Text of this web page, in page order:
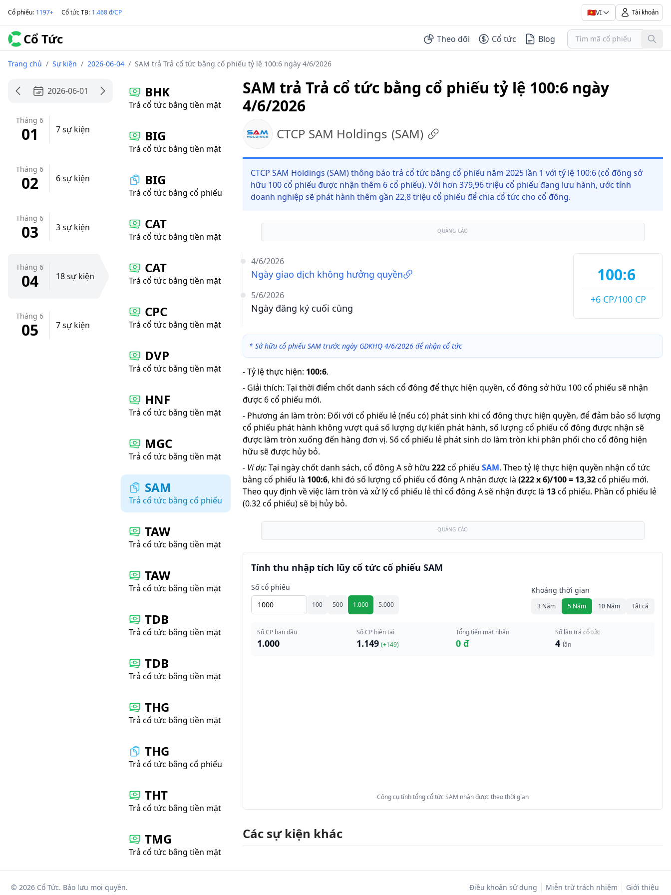
Cổ phiếu: 1197+ Cổ tức TB: 1.468 đ/CP 🇻🇳VI Tài khoản
Cổ Tức Theo dõi Cổ tức Blog
Trang chủ / Sự kiện / 2026-06-04 / SAM trả Trả cổ tức bằng cổ phiếu tỷ lệ 100:6 ngày 4/6/2026
2026-06-01
Tháng 6
01 7 sự kiện
Tháng 6
02 6 sự kiện
Tháng 6
03 3 sự kiện
Tháng 6
04 18 sự kiện
Tháng 6
05 7 sự kiện
BHK
Trả cổ tức bằng tiền mặt
BIG
Trả cổ tức bằng tiền mặt
BIG
Trả cổ tức bằng cổ phiếu
CAT
Trả cổ tức bằng tiền mặt
CAT
Trả cổ tức bằng tiền mặt
CPC
Trả cổ tức bằng tiền mặt
DVP
Trả cổ tức bằng tiền mặt
HNF
Trả cổ tức bằng tiền mặt
MGC
Trả cổ tức bằng tiền mặt
SAM
Trả cổ tức bằng cổ phiếu
TAW
Trả cổ tức bằng tiền mặt
TAW
Trả cổ tức bằng tiền mặt
TDB
Trả cổ tức bằng tiền mặt
TDB
Trả cổ tức bằng tiền mặt
THG
Trả cổ tức bằng tiền mặt
THG
Trả cổ tức bằng cổ phiếu
THT
Trả cổ tức bằng tiền mặt
TMG
Trả cổ tức bằng tiền mặt
SAM trả Trả cổ tức bằng cổ phiếu tỷ lệ 100:6 ngày
4/6/2026
CTCP SAM Holdings (SAM)
CTCP SAM Holdings (SAM) thông báo trả cổ tức bằng cổ phiếu năm 2025 lần 1 với tỷ lệ 100:6 (cổ đông sở
hữu 100 cổ phiếu được nhận thêm 6 cổ phiếu). Với hơn 379,96 triệu cổ phiếu đang lưu hành, ước tính
doanh nghiệp sẽ phát hành thêm gần 22,8 triệu cổ phiếu để chia cổ tức cho cổ đông.
QUẢNG CÁO
4/6/2026
Ngày giao dịch không hưởng quyền
5/6/2026
Ngày đăng ký cuối cùng
100:6
+6 CP/100 CP
* Sở hữu cổ phiếu SAM trước ngày GDKHQ 4/6/2026 để nhận cổ tức
-Tỷ lệ thực hiện: 100:6.
- Giải thích: Tại thời điểm chốt danh sách cổ đông để thực hiện quyền, cổ đông sở hữu 100 cổ phiếu sẽ nhận
được 6 cổ phiếu mới.
- Phương án làm tròn: Đối với cổ phiếu lẻ (nếu có) phát sinh khi cổ đông thực hiện quyền, để đảm bảo số lượng
cổ phiếu phát hành không vượt quá số lượng dự kiến phát hành, số lượng cổ phiếu cổ đông được nhận sẽ
được làm tròn xuống đến hàng đơn vị. Số cổ phiếu lẻ phát sinh do làm tròn khi phân phối cho cổ đông hiện
hữu sẽ được hủy bỏ.
- Ví dụ:Tại ngày chốt danh sách, cổ đông A sở hữu 222cổ phiếu SAM. Theo tỷ lệ thực hiện quyền nhận cổ tức
bằng cổ phiếu là 100:6, khi đó số lượng cổ phiếu cổ đông A nhận được là (222x6)/100= 13,32cổ phiếu mới.
Theo quy định về việc làm tròn và xử lý cổ phiếu lẻ thì cổ đông A sẽ nhận được là 13cổ phiếu. Phần cổ phiếu lẻ
(0.32 cổ phiếu) sẽ bị hủy bỏ.
QUẢNG CÁO
Tính thu nhập tích lũy cổ tức cổ phiếu SAM
Số cổ phiếu
100 500 1.000 5.000
Khoảng thời gian
3 Năm 5 Năm 10 Năm Tất cả
Số CP ban đầu
1.000
Số CP hiện tại
1.149 (+149)
Tổng tiền mặt nhận
0 đ
Số lần trả cổ tức
4 lần
Công cụ tính tổng cổ tức SAM nhận được theo thời gian
Các sự kiện khác
© 2026 Cổ Tức. Bảo lưu mọi quyền. Điều khoản sử dụng Miễn trừ trách nhiệm Giới thiệu